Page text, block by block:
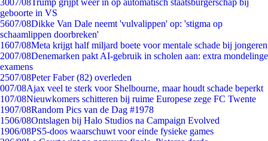
3007/08Trump grijpt weer in op automatisch staatsburgerschap bij
geboorte in VS
5607/08Dikke Van Dale neemt 'vulvalippen' op: 'stigma op
schaamlippen doorbreken'
1607/08Meta krijgt half miljard boete voor mentale schade bij jongeren
2007/08Denemarken pakt AI-gebruik in scholen aan: extra mondelinge
examens
2507/08Peter Faber (82) overleden
007/08Ajax veel te sterk voor Shelbourne, maar houdt schade beperkt
107/08Nieuwkomers schitteren bij ruime Europese zege FC Twente
1907/08Random Pics van de Dag #1978
1506/08Ontslagen bij Halo Studios na Campaign Evolved
1906/08PS5-doos waarschuwt voor einde fysieke games